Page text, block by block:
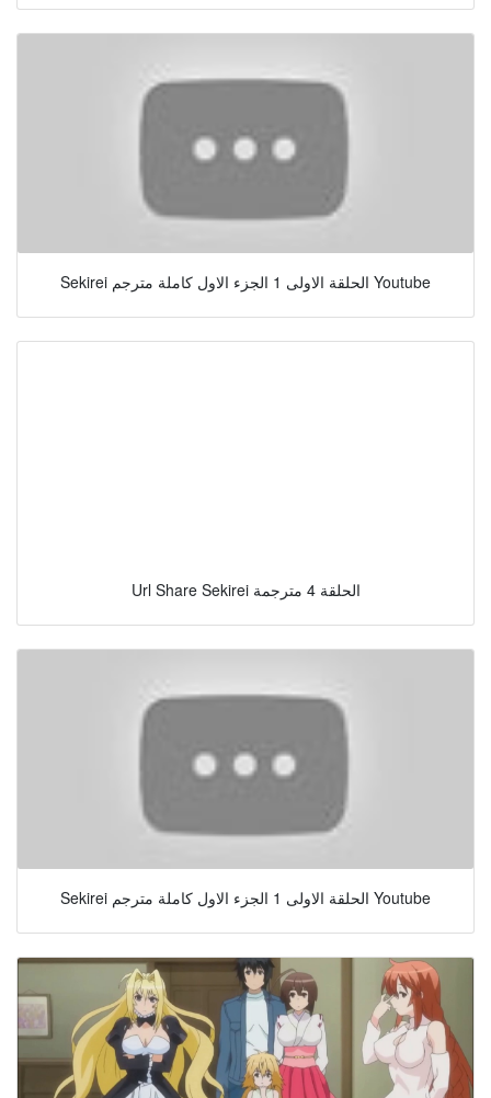
Sekirei الحلقة الاولى 1 الجزء الاول كاملة مترجم Youtube
Url Share Sekirei الحلقة 4 مترجمة
Sekirei الحلقة الاولى 1 الجزء الاول كاملة مترجم Youtube